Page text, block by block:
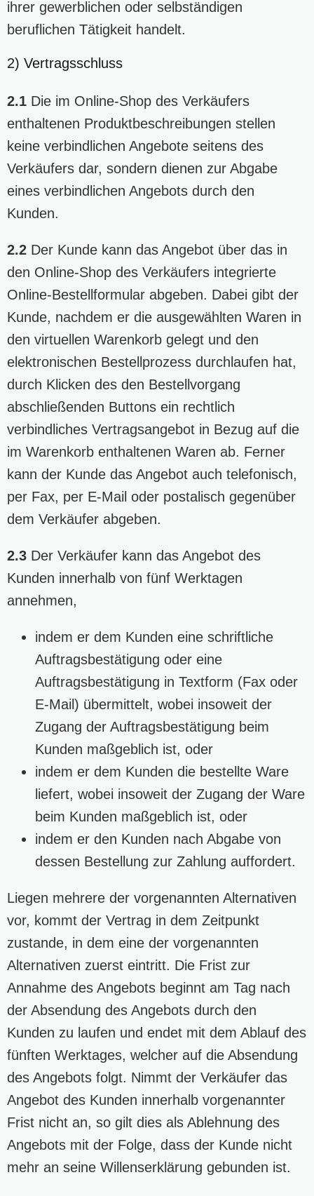
ihrer gewerblichen oder selbständigen
beruflichen Tätigkeit handelt.
2) Vertragsschluss
2.1 Die im Online-Shop des Verkäufers
enthaltenen Produktbeschreibungen stellen
keine verbindlichen Angebote seitens des
Verkäufers dar, sondern dienen zur Abgabe
eines verbindlichen Angebots durch den
Kunden.
2.2 Der Kunde kann das Angebot über das in
den Online-Shop des Verkäufers integrierte
Online-Bestellformular abgeben. Dabei gibt der
Kunde, nachdem er die ausgewählten Waren in
den virtuellen Warenkorb gelegt und den
elektronischen Bestellprozess durchlaufen hat,
durch Klicken des den Bestellvorgang
abschließenden Buttons ein rechtlich
verbindliches Vertragsangebot in Bezug auf die
im Warenkorb enthaltenen Waren ab. Ferner
kann der Kunde das Angebot auch telefonisch,
per Fax, per E-Mail oder postalisch gegenüber
dem Verkäufer abgeben.
2.3 Der Verkäufer kann das Angebot des
Kunden innerhalb von fünf Werktagen
annehmen,
indem er dem Kunden eine schriftliche
Auftragsbestätigung oder eine
Auftragsbestätigung in Textform (Fax oder
E-Mail) übermittelt, wobei insoweit der
Zugang der Auftragsbestätigung beim
Kunden maßgeblich ist, oder
indem er dem Kunden die bestellte Ware
liefert, wobei insoweit der Zugang der Ware
beim Kunden maßgeblich ist, oder
indem er den Kunden nach Abgabe von
dessen Bestellung zur Zahlung auffordert.
Liegen mehrere der vorgenannten Alternativen
vor, kommt der Vertrag in dem Zeitpunkt
zustande, in dem eine der vorgenannten
Alternativen zuerst eintritt. Die Frist zur
Annahme des Angebots beginnt am Tag nach
der Absendung des Angebots durch den
Kunden zu laufen und endet mit dem Ablauf des
fünften Werktages, welcher auf die Absendung
des Angebots folgt. Nimmt der Verkäufer das
Angebot des Kunden innerhalb vorgenannter
Frist nicht an, so gilt dies als Ablehnung des
Angebots mit der Folge, dass der Kunde nicht
mehr an seine Willenserklärung gebunden ist.